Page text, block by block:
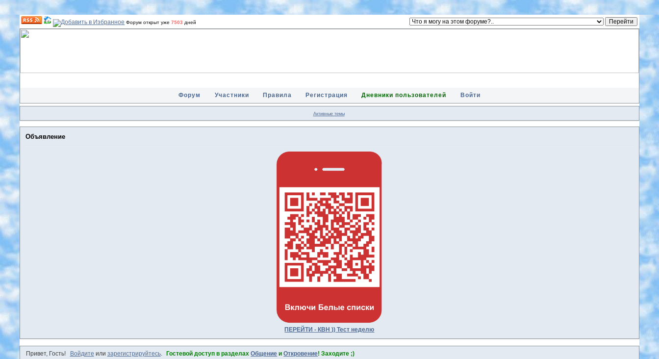
Форум открыт уже7503 дней
Форум Участники Правила Регистрация Дневники пользователей Войти
Активные темы
Объявление
ПЕРЕЙТИ - КВН )) Тест неделю
Привет, Гость! Войдите или зарегистрируйтесь. Гостевой доступ в разделахОбщение иОткровение! Заходите ;)